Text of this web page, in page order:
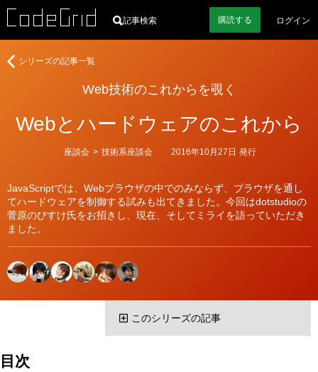
記事検索 購読する ログイン
Web技術のこれからを覗く
Webとハードウェアのこれから
JavaScriptでは、Webブラウザの中でのみならず、ブラウザを通し
てハードウェアを制御する試みも出てきました。今回はdotstudioの
菅原のびすけ氏をお招きし、現在、そしてミライを語っていただき
ました。
カ
ー
座談会 > 技術系座談会 2016年10月27日 発行
Web
こ
く
シリーズの記事一覧
このシリーズの記事
目次